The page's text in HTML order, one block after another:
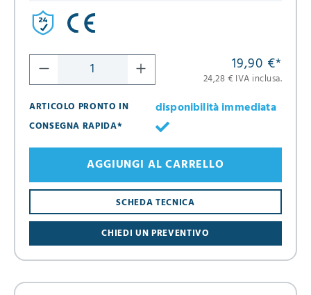
19,90 €*
24,28 € IVA inclusa.
ARTICOLO PRONTO IN
disponibilità immediata
CONSEGNA RAPIDA*
CHIEDI UN PREVENTIVO
SCHEDA TECNICA
AGGIUNGI AL CARRELLO